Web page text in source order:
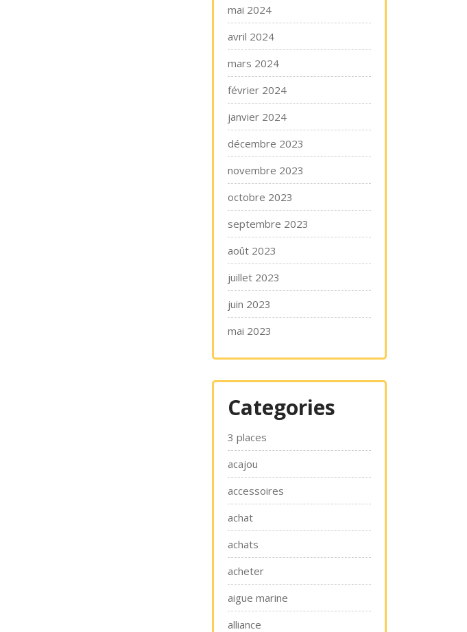
mai 2024
avril 2024
mars 2024
février 2024
janvier 2024
décembre 2023
novembre 2023
octobre 2023
septembre 2023
août 2023
juillet 2023
juin 2023
mai 2023
Categories
3 places
acajou
accessoires
achat
achats
acheter
aigue marine
alliance